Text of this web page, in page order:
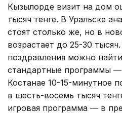
Кызылорде визит на дом
тысяч тенге. В Уральске
стоят столько же, но в
возрастает до 25-30
поздравления можно
стандартные программы —
Костанае 10-15-минутное
в шесть-восемь тысяч
игровая программа — в